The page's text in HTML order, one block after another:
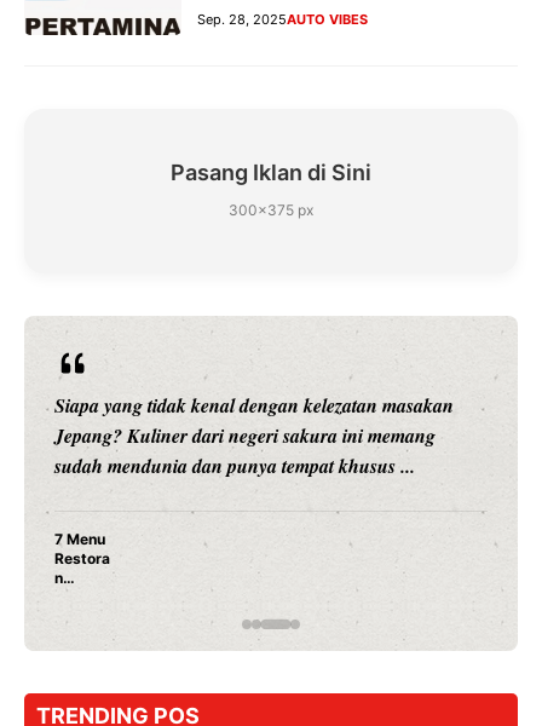
Sep. 28, 2025AUTO VIBES
Pasang Iklan di Sini
300×375 px
Siapa yang tidak kenal dengan kelezatan masakan
Jepang? Kuliner dari negeri sakura ini memang
sudah mendunia dan punya tempat khusus ...
7 Menu
Restora
n
Jepang
Dicoba,
Cuma
Sushi!
TRENDING POS